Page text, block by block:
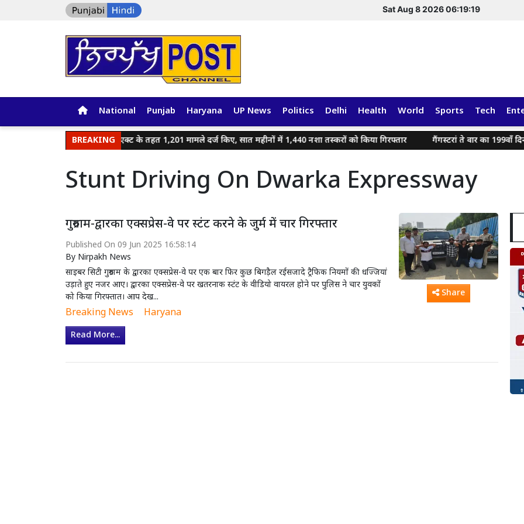
Sat Aug 8 2026 06:19:20
National Punjab Haryana UP News Politics Delhi Health World Sports Tech
BREAKING
जालंधर पुलिस ने एनडीपीएस एक्ट के तहत 1,201 मामले दर्ज किए, सात महीनों में 1,440 नशा तस्करों को किया गिरफ्तार गैंगस्टरां ते वार का 199वाँ दिन:
Stunt Driving On Dwarka Expressway
गुरुग्राम-द्वारका एक्सप्रेस-वे पर स्टंट करने के जुर्म में चार गिरफ्तार
Published On 09 Jun 2025 16:58:14
By Nirpakh News
साइबर सिटी गुरुग्राम के द्वारका एक्सप्रेस-वे पर एक बार फिर कुछ बिगड़ैल रईसजादे ट्रैफिक नियमों की धज्जियां
उड़ाते हुए नजर आए। द्वारका एक्सप्रेस-वे पर खतरनाक स्टंट के वीडियो वायरल होने पर पुलिस ने चार युवकों
को किया गिरफ्तात। आप देख...
Breaking News Haryana
Read More...
Share